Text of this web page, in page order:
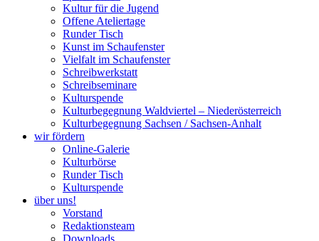
Kultur für die Jugend
Offene Ateliertage
Runder Tisch
Kunst im Schaufenster
Vielfalt im Schaufenster
Schreibwerkstatt
Schreibseminare
Kulturspende
Kulturbegegnung Waldviertel – Niederösterreich
Kulturbegegnung Sachsen / Sachsen-Anhalt
wir fördern
Online-Galerie
Kulturbörse
Runder Tisch
Kulturspende
über uns!
Vorstand
Redaktionsteam
Downloads